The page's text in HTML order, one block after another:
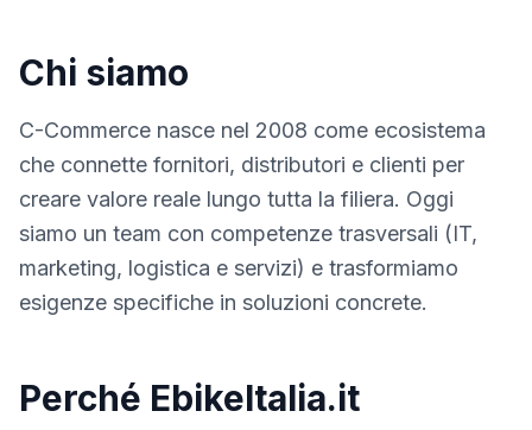
Chi siamo
C-Commerce nasce nel 2008 come ecosistema
che connette fornitori, distributori e clienti per
creare valore reale lungo tutta la filiera. Oggi
siamo un team con competenze trasversali (IT,
marketing, logistica e servizi) e trasformiamo
esigenze specifiche in soluzioni concrete.
Perché EbikeItalia.it